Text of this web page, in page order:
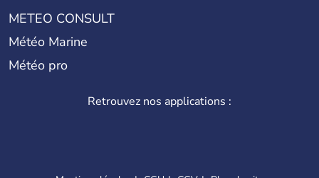
METEO CONSULT
Météo Marine
Météo pro
Retrouvez nos applications :